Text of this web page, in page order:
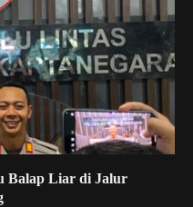
Balap Liar di Jalur